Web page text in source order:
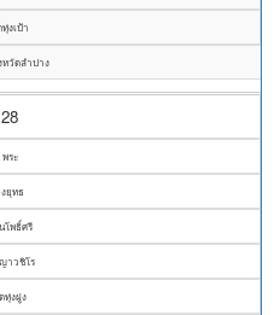
งเป้า
วัดลำปาง
28
พระ
ยุทธ
โพธิ์ศรี
าวชิโร
ทุ่งฝูง